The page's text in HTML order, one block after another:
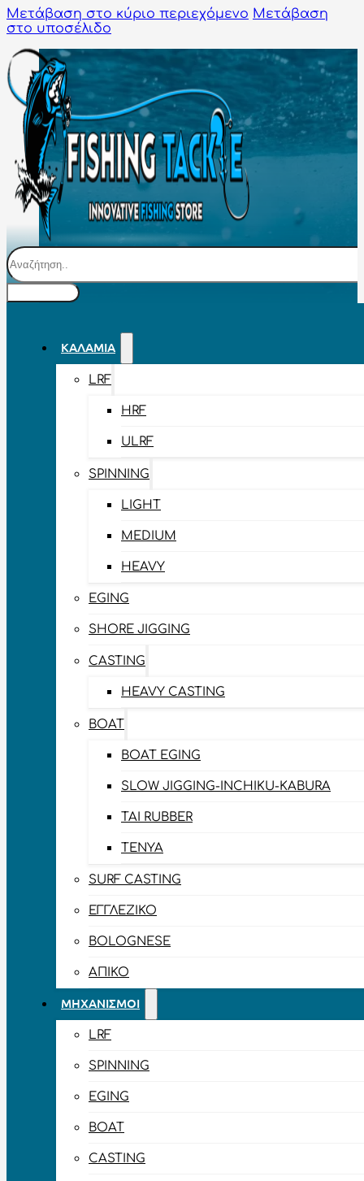
Μετάβαση στο κύριο περιεχόμενο Μετάβαση
στο υποσέλιδο
Αναζήτηση
ΚΑΛΆΜΙΑ
LRF
HRF
ULRF
SPINNING
LIGHT
MEDIUM
HEAVY
EGING
SHORE JIGGING
CASTING
HEAVY CASTING
BOAT
BOAT EGING
SLOW JIGGING-INCHIKU-KABURA
TAI RUBBER
TENYA
SURF CASTING
ΕΓΓΛΈΖΙΚΟ
BOLOGNESE
ΑΠΊΚΟ
ΜΗΧΑΝΙΣΜΟΊ
LRF
SPINNING
EGING
BOAT
CASTING